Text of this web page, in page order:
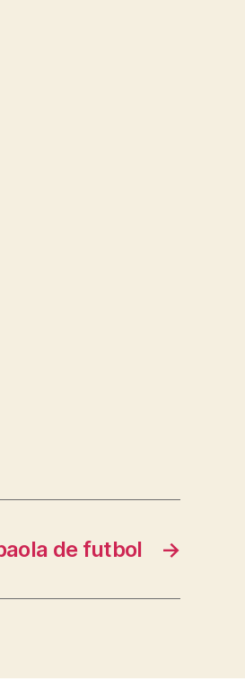
→
de futbol